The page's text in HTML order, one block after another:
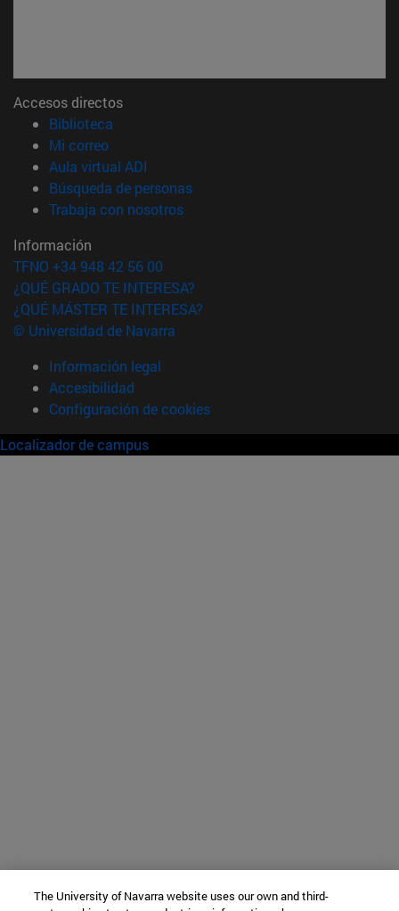
Accesos directos
Biblioteca
Mi correo(abre en nueva ventana)
Aula virtual ADI
Búsqueda de personas(abre en nueva ventana)
Trabaja con nosotros(abre en nueva ventana)
Información
TFNO +34 948 42 56 00
¿QUÉ GRADO TE INTERESA?
¿QUÉ MÁSTER TE INTERESA?
© Universidad de Navarra
Información legal
Accesibilidad
Configuración de cookies
Localizador de campus
The University of Navarra website uses our own and third-